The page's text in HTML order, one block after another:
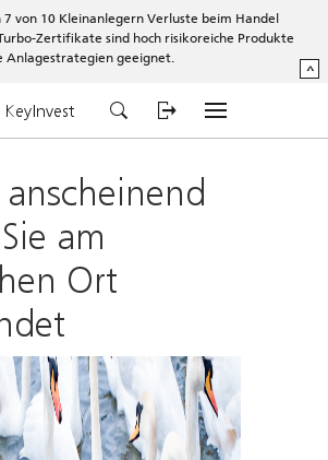
von 10 Kleinanlegern Verluste beim Handel
Zertifikate sind hoch risikoreiche Produkte
Anlagestrategien geeignet.
^
KeyInvest
anscheinend
am
Ort